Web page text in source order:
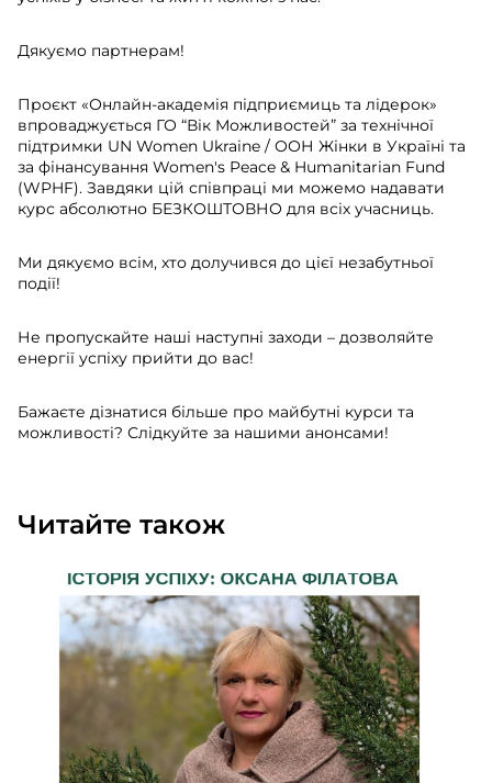
Дякуємо партнерам!
Проєкт «Онлайн-академія підприємиць та лідерок»
впроваджується ГО “Вік Можливостей” за технічної
підтримки UN Women Ukraine / ООН Жінки в Україні та
за фінансування Women's Peace & Humanitarian Fund
(WPHF). Завдяки цій співпраці ми можемо надавати
курс абсолютно БЕЗКОШТОВНО для всіх учасниць.
Ми дякуємо всім, хто долучився до цієї незабутньої
події!
Не пропускайте наші наступні заходи – дозволяйте
енергії успіху прийти до вас!
Бажаєте дізнатися більше про майбутні курси та
можливості? Слідкуйте за нашими анонсами!
Читайте також